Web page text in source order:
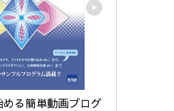
める簡単動画プログ